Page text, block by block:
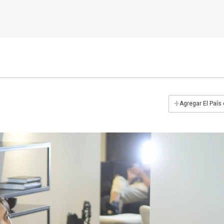
+Agregar El País